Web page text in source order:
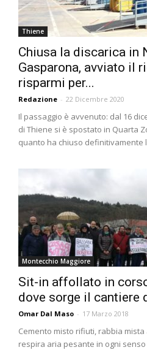
Thiene
Chiusa la discarica in
Gasparona, avviato il
risparmi per...
Redazione - 22 Dicembre 2020
Il passaggio è avvenuto: dal 16
di Thiene si è spostato in Quarta
quanto ha chiuso definitivamente
Montecchio Maggiore
Sit-in affollato in
dove sorge il cantiere
Omar Dal Maso - 17 Marzo 2018
Cemento misto rifiuti, rabbia mista
respira aria pesante in ogni